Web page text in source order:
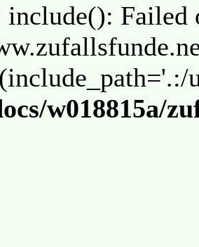
include(): Failed
w018815a/